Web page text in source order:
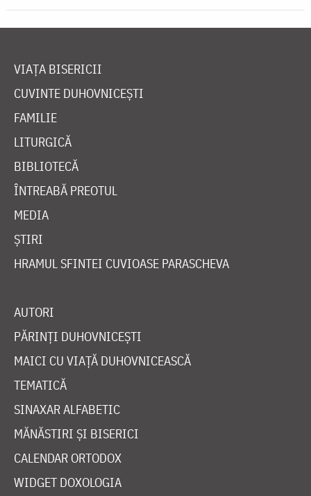
VIAȚA BISERICII
CUVINTE DUHOVNICEȘTI
FAMILIE
LITURGICĂ
BIBLIOTECĂ
ÎNTREABĂ PREOTUL
MEDIA
ȘTIRI
HRAMUL SFINTEI CUVIOASE PARASCHEVA
AUTORI
PĂRINȚI DUHOVNICEȘTI
MAICI CU VIAȚĂ DUHOVNICEASCĂ
TEMATICĂ
SINAXAR ALFABETIC
MĂNĂSTIRI ȘI BISERICI
CALENDAR ORTODOX
WIDGET DOXOLOGIA